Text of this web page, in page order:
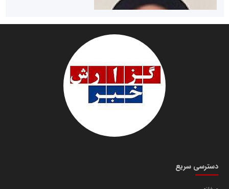
دانشگاه سئوی ایران
سازمان صنعت،معدن و تجارت
مریم حاج نوروز نظری
دسترسی سریع